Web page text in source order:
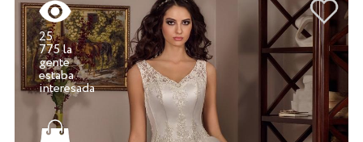
25
775 la
gente
estaba
interesada